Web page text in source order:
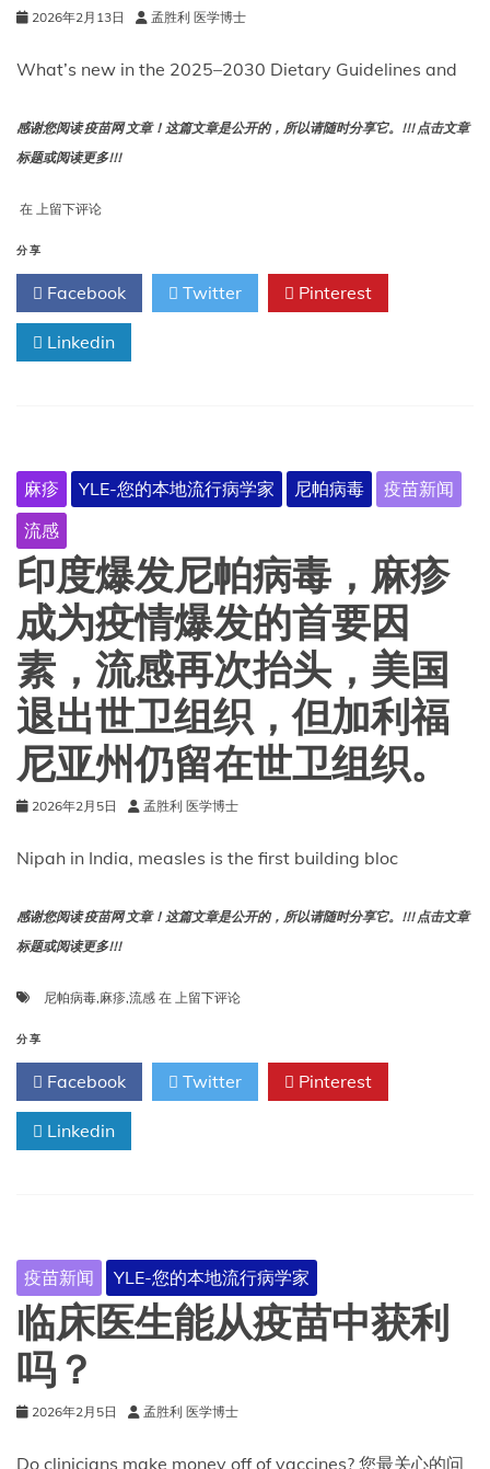
持
延，
及
2026年2月13日 孟胜利 医学博士
What’s new in the 2025–2030 Dietary Guidelines and
感谢您阅读 疫苗网 文章！这篇文章是公开的，所以请随时分享它。!!! 点击文章
标题或阅读更多!!!
在 2025-
年
膳
食
指
南
有
容？
这
些
新
内
容
为
何
重
要
（或
不
重
要）？
上留下评论
分享
Facebook Twitter Pinterest
Linkedin
麻疹 YLE-您的本地流行病学家 尼帕病毒
疫苗新闻
流感
印度爆发尼帕病毒，麻疹
成为疫情爆发的首要因
素，流感再次抬头，美国
退出世卫组织，但加利福
尼亚州仍留在世卫组织。
2026年2月5日 孟胜利 医学博士
Nipah in India, measles is the first building bloc
感谢您阅读 疫苗网 文章！这篇文章是公开的，所以请随时分享它。!!! 点击文章
标题或阅读更多!!!
尼帕病毒,麻疹,流感 在 印
发
尼
帕
疫
情
爆
发
因
上留下评论
分享
Facebook Twitter Pinterest
Linkedin
疫苗新闻 YLE-您的本地流行病学家
临床医生能从疫苗中获利
吗？
2026年2月5日 孟胜利 医学博士
Do clinicians make money off of vaccines? 您最关心的问